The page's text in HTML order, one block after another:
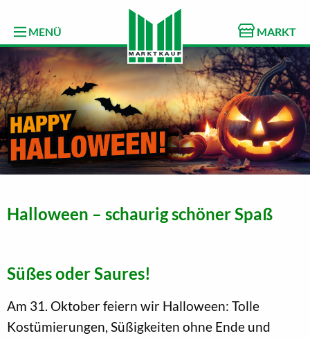
MENÜ MARKT
Halloween – schaurig schöner Spaß
Süßes oder Saures!
Am 31. Oktober feiern wir Halloween: Tolle
Kostümierungen, Süßigkeiten ohne Ende und